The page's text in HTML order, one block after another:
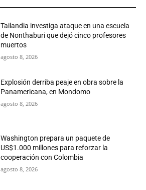
Tailandia investiga ataque en una escuela
de Nonthaburi que dejó cinco profesores
muertos
agosto 8, 2026
Explosión derriba peaje en obra sobre la
Panamericana, en Mondomo
agosto 8, 2026
Washington prepara un paquete de
US$1.000 millones para reforzar la
cooperación con Colombia
agosto 8, 2026